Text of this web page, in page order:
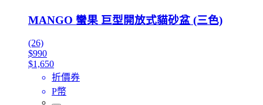
MANGO 蠻果 巨型開放式貓砂盆 (三色)
(26)
$990
$1,650
折價券
P幣